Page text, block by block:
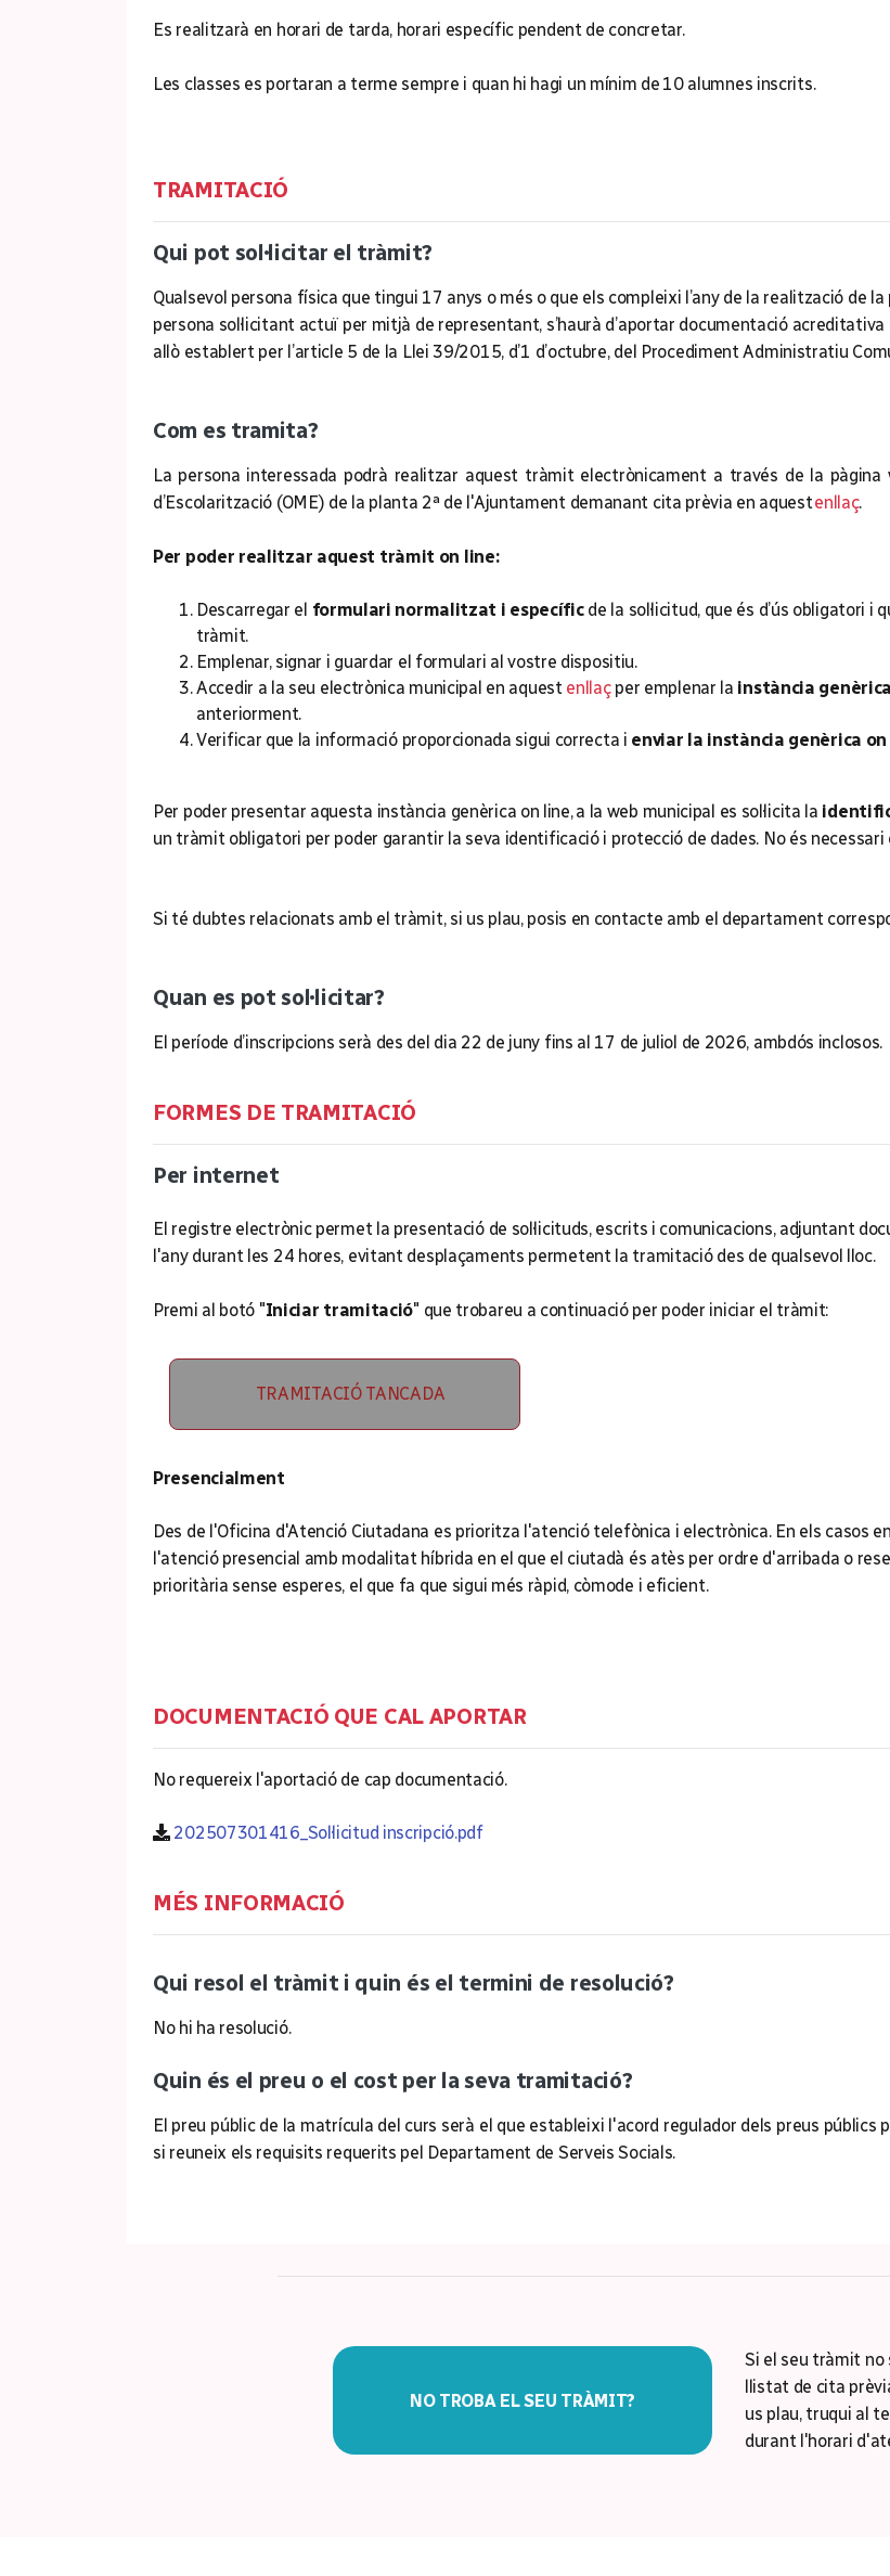
Es realitzarà en horari de tarda, horari específic pendent de concretar.
Les classes es portaran a terme sempre i quan hi hagi un mínim de 10 alumnes inscrits.
TRAMITACIÓ
Qui pot sol·licitar el tràmit?
Qualsevol persona física que tingui 17 anys o més o que els compleixi l’any de la realització de
persona sol·licitant actuï per mitjà de representant, s’haurà d’aportar documentació
allò establert per l’article 5 de la Llei 39/2015, d’1 d’octubre, del Procediment Administratiu
Com es tramita?
La persona interessada podrà realitzar aquest tràmit electrònicament a través de la pàgina
d’Escolarització (OME) de la planta 2ª de l'Ajuntament demanant cita prèvia en aquestenllaç.
Per poder realitzar aquest tràmit on line:
Descarregar el formulari normalitzat i específicde la sol·licitud, que és d’ús obligatori
tràmit.
Emplenar, signar i guardar el formulari al vostre dispositiu.
Accedir a la seu electrònica municipal en aquest enllaçper emplenar la instància
anteriorment.
Verificar que la informació proporcionada sigui correcta i enviar la instància genèrica
Per poder presentar aquesta instància genèrica on line, a la web municipal es sol·licita la
un tràmit obligatori per poder garantir la seva identificació i protecció de dades. No és
Si té dubtes relacionats amb el tràmit, si us plau, posis en contacte amb el departament
Quan es pot sol·licitar?
El període d’inscripcions serà des del dia 22 de juny fins al 17 de juliol de 2026, ambdós inclosos.
FORMES DE TRAMITACIÓ
Per internet
El registre electrònic permet la presentació de sol·licituds, escrits i comunicacions, adjuntant
l'any durant les 24 hores, evitant desplaçaments permetent la tramitació des de qualsevol lloc.
Premi al botó "Iniciar tramitació" que trobareu a continuació per poder iniciar el tràmit:
TRAMITACIÓ TANCADA
Presencialment
Des de l'Oficina d'Atenció Ciutadana es prioritza l'atenció telefònica i electrònica. En els casos
l'atenció presencial amb modalitat híbrida en el que el ciutadà és atès per ordre d'arribada o
prioritària sense esperes, el que fa que sigui més ràpid, còmode i eficient.
DOCUMENTACIÓ QUE CAL APORTAR
No requereix l'aportació de cap documentació.
202507301416_Sol·licitud inscripció.pdf
MÉS INFORMACIÓ
Qui resol el tràmit i quin és el termini de resolució?
No hi ha resolució.
Quin és el preu o el cost per la seva tramitació?
El preu públic de la matrícula del curs serà el que estableixi l'acord regulador dels preus públics
si reuneix els requisits requerits pel Departament de Serveis Socials.
NO TROBA EL SEU TRÀMIT?
Si el seu tràmit
llistat de cita
us plau, truqui al
durant l'horari